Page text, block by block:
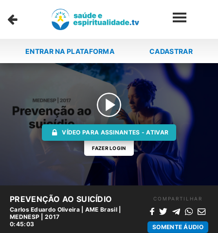
ENTRAR NA PLATAFORMA CADASTRAR
VÍDEO PARA ASSINANTES - ATIVAR
FAZER LOGIN
PREVENÇÃO AO SUICÍDIO
Carlos Eduardo Oliveira| AME Brasil|
MEDNESP | 2017
0:45:03
COMPARTILHAR
SOMENTE ÁUDIO